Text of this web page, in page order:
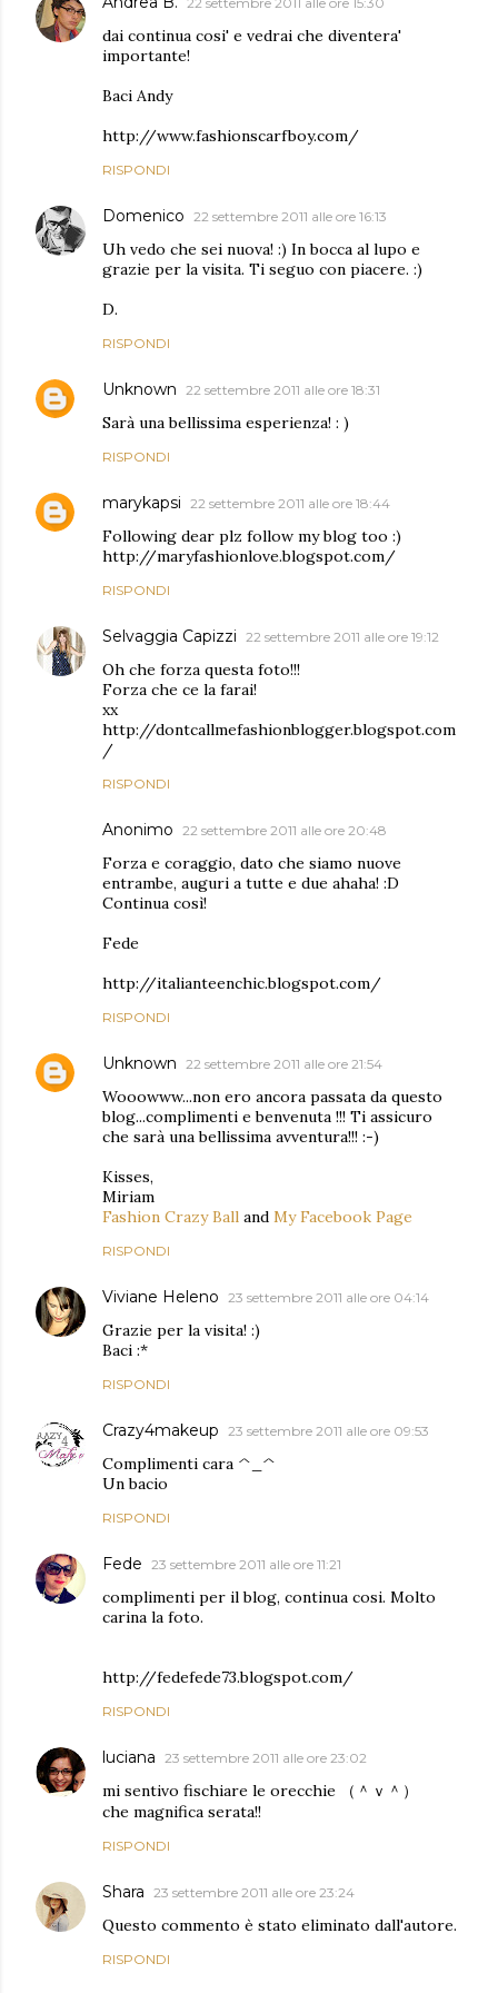
dai continua cosi' e vedrai che diventera'
importante!
Baci Andy
http://www.fashionscarfboy.com/
RISPONDI
Domenico 22 settembre 2011 alle ore 16:13
Uh vedo che sei nuova! :) In bocca al lupo e
grazie per la visita. Ti seguo con piacere. :)
D.
RISPONDI
Unknown 22 settembre 2011 alle ore 18:31
Sarà una bellissima esperienza! : )
RISPONDI
marykapsi 22 settembre 2011 alle ore 18:44
Following dear plz follow my blog too :)
http://maryfashionlove.blogspot.com/
RISPONDI
Selvaggia Capizzi 22 settembre 2011 alle ore 19:12
Oh che forza questa foto!!!
Forza che ce la farai!
xx
http://dontcallmefashionblogger.blogspot.com
/
RISPONDI
Anonimo 22 settembre 2011 alle ore 20:48
Forza e coraggio, dato che siamo nuove
entrambe, auguri a tutte e due ahaha! :D
Continua così!
Fede
http://italianteenchic.blogspot.com/
RISPONDI
Unknown 22 settembre 2011 alle ore 21:54
Wooowww...non ero ancora passata da questo
blog...complimenti e benvenuta !!! Ti assicuro
che sarà una bellissima avventura!!! :-)
Kisses,
Miriam
Fashion Crazy Ball and My Facebook Page
RISPONDI
Viviane Heleno 23 settembre 2011 alle ore 04:14
Grazie per la visita! :)
Baci :*
RISPONDI
Crazy4makeup 23 settembre 2011 alle ore 09:53
Complimenti cara ^_^
Un bacio
RISPONDI
Fede 23 settembre 2011 alle ore 11:21
complimenti per il blog, continua cosi. Molto
carina la foto.
http://fedefede73.blogspot.com/
RISPONDI
luciana 23 settembre 2011 alle ore 23:02
mi sentivo fischiare le orecchie （＾ｖ＾）
che magnifica serata!!
RISPONDI
Shara 23 settembre 2011 alle ore 23:24
Questo commento è stato eliminato dall'autore.
RISPONDI